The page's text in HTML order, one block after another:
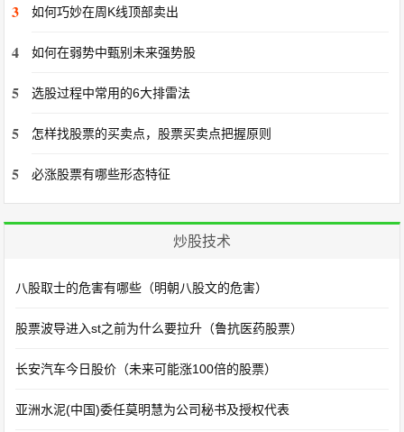
3 如何巧妙在周K线顶部卖出
4 如何在弱势中甄别未来强势股
5 选股过程中常用的6大排雷法
5 怎样找股票的买卖点，股票买卖点把握原则
5 必涨股票有哪些形态特征
炒股技术
八股取士的危害有哪些（明朝八股文的危害）
股票波导进入st之前为什么要拉升（鲁抗医药股票）
长安汽车今日股价（未来可能涨100倍的股票）
亚洲水泥(中国)委任莫明慧为公司秘书及授权代表